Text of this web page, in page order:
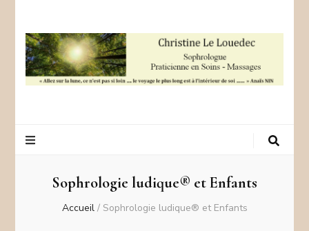
Sophrologie ludique® et Enfants
Accueil / Sophrologie ludique® et Enfants